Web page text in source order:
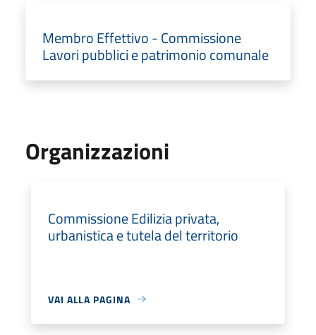
Membro Effettivo - Commissione
Lavori pubblici e patrimonio comunale
Organizzazioni
Commissione Edilizia privata,
urbanistica e tutela del territorio
VAI ALLA PAGINA